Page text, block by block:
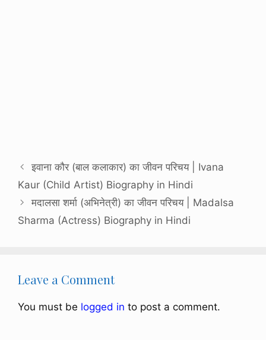
इवाना कौर (बाल कलाकार) का जीवन परिचय | Ivana
Kaur (Child Artist) Biography in Hindi
मदालसा शर्मा (अभिनेत्री) का जीवन परिचय | Madalsa
Sharma (Actress) Biography in Hindi
Leave a Comment
You must be logged in to post a comment.